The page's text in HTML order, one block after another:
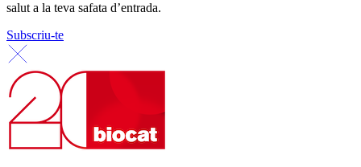
salut a la teva safata d’entrada.
Subscriu-te